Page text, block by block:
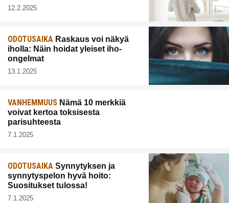
12.2.2025
ODOTUSAIKA Raskaus voi näkyä
iholla: Näin hoidat yleiset iho-
ongelmat
13.1.2025
VANHEMMUUS Nämä 10 merkkiä
voivat kertoa toksisesta
parisuhteesta
7.1.2025
ODOTUSAIKA Synnytyksen ja
synnytyspelon hyvä hoito:
Suositukset tulossa!
7.1.2025